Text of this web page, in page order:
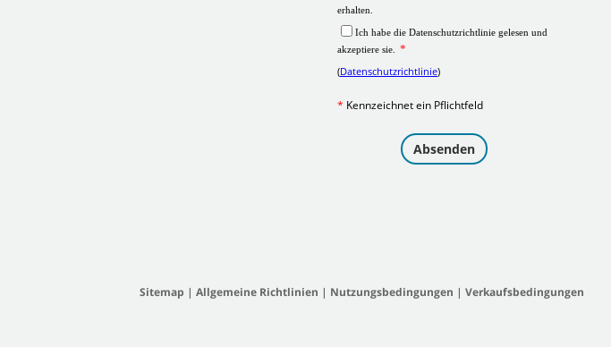
Sitemap | Allgemeine Richtlinien | Nutzungsbedingungen | Verkaufsbedingungen